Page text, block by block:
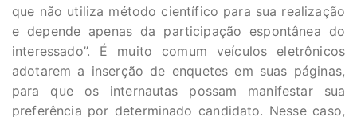
que não utiliza método científico para sua realização
e depende apenas da participação espontânea do
interessado”. É muito comum veículos eletrônicos
adotarem a inserção de enquetes em suas páginas,
para que os internautas possam manifestar sua
preferência por determinado candidato. Nesse caso,